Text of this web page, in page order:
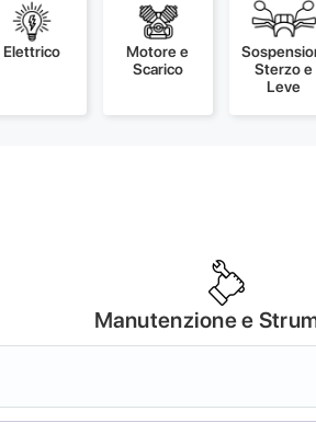
Elettrico
Motore e
Scarico
Sterzo e
Leve
Manutenzione e